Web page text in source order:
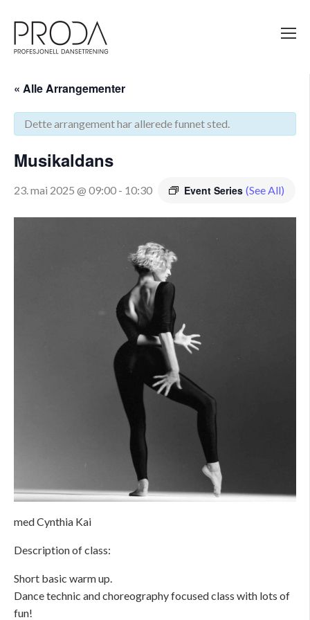
sidens
hovedinnhold
« Alle Arrangementer
Dette arrangement har allerede funnet sted.
Musikaldans
23. mai 2025 @ 09:00 - 10:30 Event Series (See All)
med Cynthia Kai
Description of class:
Short basic warm up.
Dance technic and choreography focused class with lots of
fun!